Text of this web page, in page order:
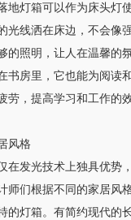
地灯箱可以作为床头灯
光线洒在床边，不会像
的照明，让人在温馨的
书房里，它也能为阅读
劳，提高学习和工作的效
风格
在发光技术上独具优势
师们根据不同的家居风
的灯箱。有简约现代的